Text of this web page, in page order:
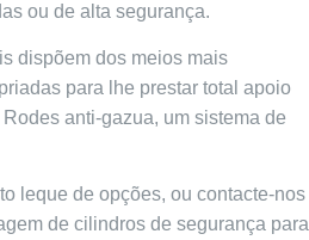
ou de alta segurança.
dispõem dos meios mais
para lhe prestar total apoio
anti-gazua, um sistema de
leque de opções, ou contacte-nos
de cilindros de segurança para